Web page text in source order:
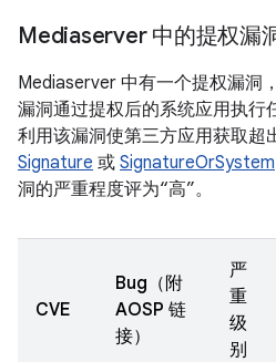
Mediaserver 中的提权漏
Mediaserver 中有一个提权漏洞
漏洞通过提权后的系统应用执行
利用该漏洞使第三方应用获取超
Signature 或 SignatureOrSystem
洞的严重程度评为“高”。
CVE
Bug（附
AOSP 链
接）
严
重
级
别